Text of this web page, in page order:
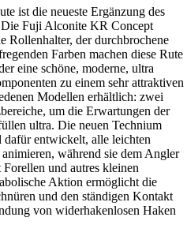
ist die neueste Ergänzung des
Fuji Alconite KR Concept
Rollenhalter, der durchbrochene
Farben machen diese Rute
eine schöne, moderne, ultra
zu einem sehr attraktiven
Modellen erhältlich: zwei
um die Erwartungen der
ultra. Die neuen Technium
entwickelt, alle leichten
während sie dem Angler
und autres kleinen
Aktion ermöglicht die
und den ständigen Kontakt
von widerhakenlosen Haken